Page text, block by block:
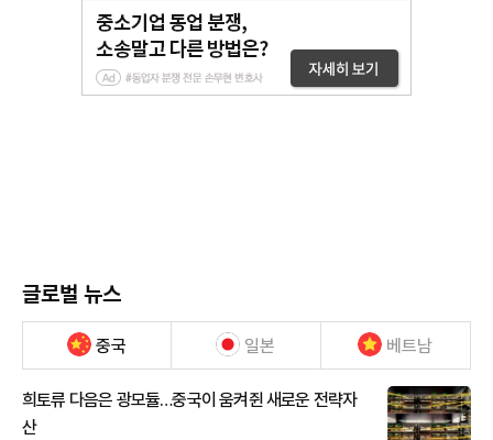
글로벌 뉴스
중국 일본 베트남
희토류 다음은 광모듈…중국이 움켜쥔 새로운 전략자
산